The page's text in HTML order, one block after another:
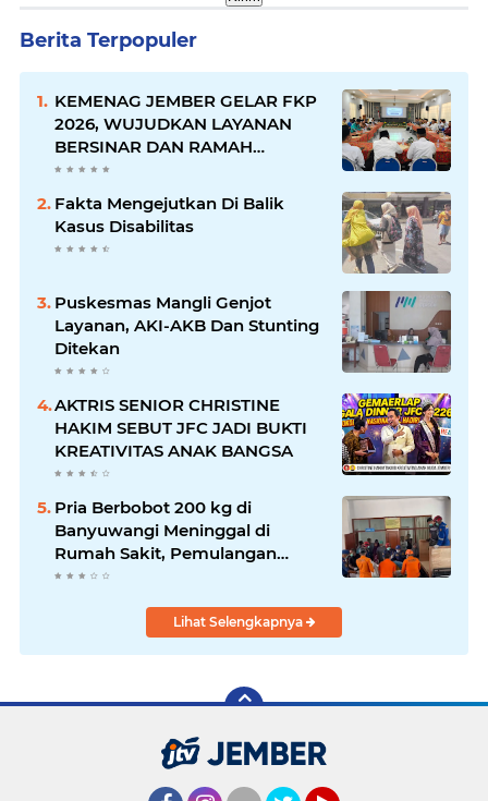
Berita Terpopuler
KEMENAG JEMBER GELAR FKP
2026, WUJUDKAN LAYANAN
BERSINAR DAN RAMAH
DISABILITAS
Fakta Mengejutkan Di Balik
Kasus Disabilitas
Puskesmas Mangli Genjot
Layanan, AKI-AKB Dan Stunting
Ditekan
AKTRIS SENIOR CHRISTINE
HAKIM SEBUT JFC JADI BUKTI
KREATIVITAS ANAK BANGSA
Pria Berbobot 200 kg di
Banyuwangi Meninggal di
Rumah Sakit, Pemulangan
Dibantu Damkar dan Basarnas
Lihat Selengkapnya